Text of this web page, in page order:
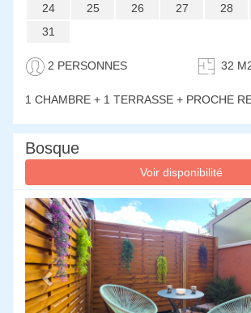
24
25 26 27 28
31
2 PERSONNES 32
1 CHAMBRE + 1 TERRASSE + PROCHE
Bosque
Voir disponibilité
Previous